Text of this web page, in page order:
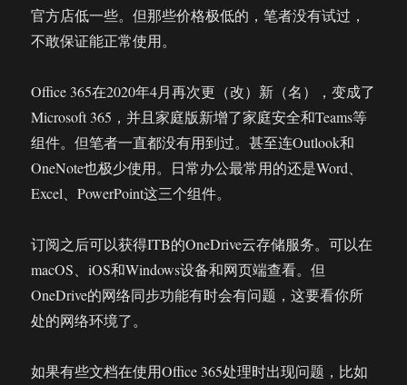
官方店低一些。但那些价格极低的，笔者没有试过，
不敢保证能正常使用。
Office 365在2020年4月再次更（改）新（名），变成了
Microsoft 365，并且家庭版新增了家庭安全和Teams等
组件。但笔者一直都没有用到过。甚至连Outlook和
OneNote也极少使用。日常办公最常用的还是Word、
Excel、PowerPoint这三个组件。
订阅之后可以获得ITB的OneDrive云存储服务。可以在
macOS、iOS和Windows设备和网页端查看。但
OneDrive的网络同步功能有时会有问题，这要看你所
处的网络环境了。
如果有些文档在使用Office 365处理时出现问题，比如